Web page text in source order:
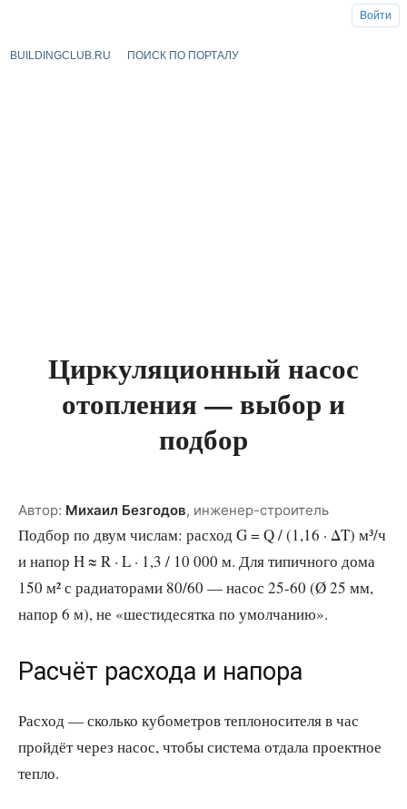
BUILDINGCLUB.RU ПОИСК ПО ПОРТАЛУ
Циркуляционный насос
отопления — выбор и
подбор
Автор: Михаил Безгодов, инженер-строитель
Подбор по двум числам: расход G = Q / (1,16 · ΔT) м³/ч
и напор H ≈ R · L · 1,3 / 10 000 м. Для типичного дома
150 м² с радиаторами 80/60 — насос 25-60 (Ø 25 мм,
напор 6 м), не «шестидесятка по умолчанию».
Расчёт расхода и напора
Расход — сколько кубометров теплоносителя в час
пройдёт через насос, чтобы система отдала проектное
тепло.
Войти